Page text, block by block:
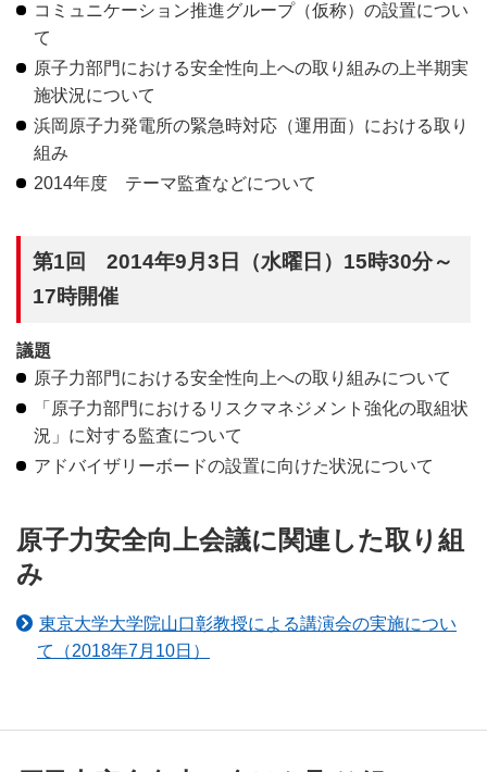
コミュニケーション推進グループ（仮称）の設置につい
て
原子力部門における安全性向上への取り組みの上半期実
施状況について
浜岡原子力発電所の緊急時対応（運用面）における取り
組み
2014年度 テーマ監査などについて
第1回 2014年9月3日（水曜日）15時30分～
17時開催
議題
原子力部門における安全性向上への取り組みについて
「原子力部門におけるリスクマネジメント強化の取組状
況」に対する監査について
アドバイザリーボードの設置に向けた状況について
原子力安全向上会議に関連した取り組
み
東京大学大学院山口彰教授による講演会の実施につい
て（2018年7月10日）